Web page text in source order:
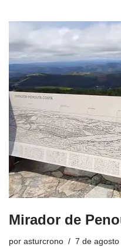
Mirador de
por asturcrono 7 de